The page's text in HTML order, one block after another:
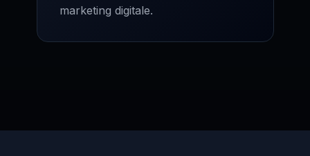
marketing digitale.